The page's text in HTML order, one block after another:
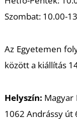
Szombat: 10.00-
Az Egyetemen
között a kiállítás
Helyszín: Magyar
1062 Andrássy út